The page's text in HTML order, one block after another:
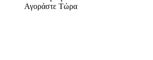
Αγοράστε Τώρα